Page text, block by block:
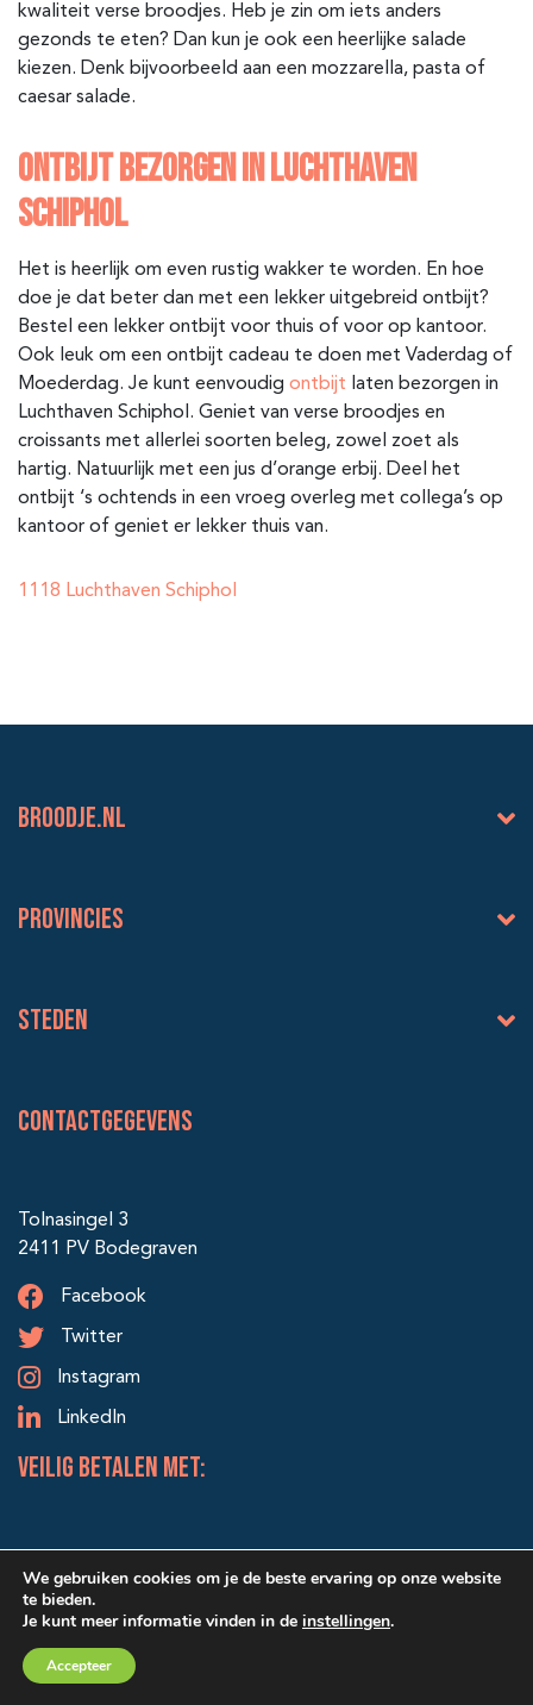
kwaliteit verse broodjes. Heb je zin om iets anders
gezonds te eten? Dan kun je ook een heerlijke salade
kiezen. Denk bijvoorbeeld aan een mozzarella, pasta of
caesar salade.
ONTBIJT BEZORGEN IN LUCHTHAVEN
SCHIPHOL
Het is heerlijk om even rustig wakker te worden. En hoe
doe je dat beter dan met een lekker uitgebreid ontbijt?
Bestel een lekker ontbijt voor thuis of voor op kantoor.
Ook leuk om een ontbijt cadeau te doen met Vaderdag of
Moederdag. Je kunt eenvoudig ontbijt laten bezorgen in
Luchthaven Schiphol. Geniet van verse broodjes en
croissants met allerlei soorten beleg, zowel zoet als
hartig. Natuurlijk met een jus d’orange erbij. Deel het
ontbijt ‘s ochtends in een vroeg overleg met collega’s op
kantoor of geniet er lekker thuis van.
1118 Luchthaven Schiphol
BROODJE.NL
Provincies
Steden
Contactgegevens
Tolnasingel 3
2411 PV Bodegraven
Facebook
Twitter
Instagram
LinkedIn
veilig betalen met:
© 2026 Alle rechten voorbehouden | Ontwerp & realisatie:
We gebruiken cookies om je de beste ervaring op onze website
te bieden.
Je kunt meer informatie vinden in de instellingen.
Accepteer